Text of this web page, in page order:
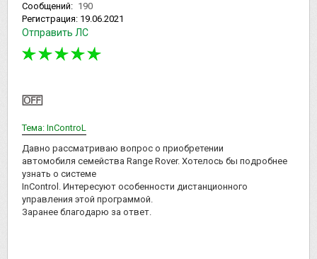
Сообщений: 190
Регистрация: 19.06.2021
Отправить ЛС
Тема: InControL
Давно рассматриваю вопрос о приобретении
автомобиля семейства Range Rover. Хотелось бы подробнее
узнать о системе
InControl. Интересуют особенности дистанционного
управления этой программой.
Заранее благодарю за ответ.